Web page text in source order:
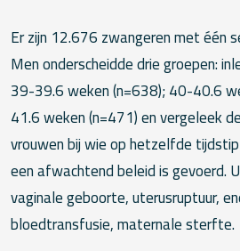
Er zijn 12.676 zwangeren met één
Men onderscheidde drie groepen:
39-39.6 weken (n=638); 40-40.6
41.6 weken (n=471) en vergeleek
vrouwen bij wie op hetzelfde
een afwachtend beleid is gevoerd.
vaginale geboorte, uterusruptuur,
bloedtransfusie, maternale sterfte.